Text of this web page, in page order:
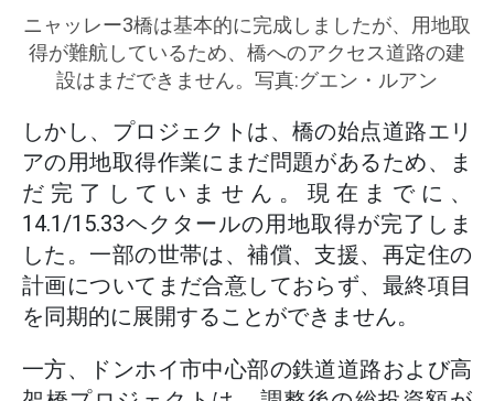
ニャッレー3橋は基本的に完成しましたが、用地取
得が難航しているため、橋へのアクセス道路の建
設はまだできません。写真:グエン・ルアン
しかし、プロジェクトは、橋の始点道路エリ
アの用地取得作業にまだ問題があるため、ま
だ完了していません。現在までに、
14.1/15.33ヘクタールの用地取得が完了しま
した。一部の世帯は、補償、支援、再定住の
計画についてまだ合意しておらず、最終項目
を同期的に展開することができません。
一方、ドンホイ市中心部の鉄道道路および高